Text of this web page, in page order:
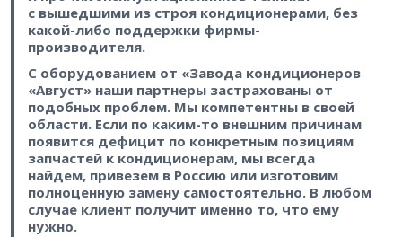
с вышедшими из строя кондиционерами, без
какой-либо поддержки фирмы-
производителя.
С оборудованием от «Завода кондиционеров
«Август» наши партнеры застрахованы от
подобных проблем. Мы компетентны в своей
области. Если по каким-то внешним причинам
появится дефицит по конкретным позициям
запчастей к кондиционерам, мы всегда
найдем, привезем в Россию или изготовим
полноценную замену самостоятельно. В любом
случае клиент получит именно то, что ему
нужно.